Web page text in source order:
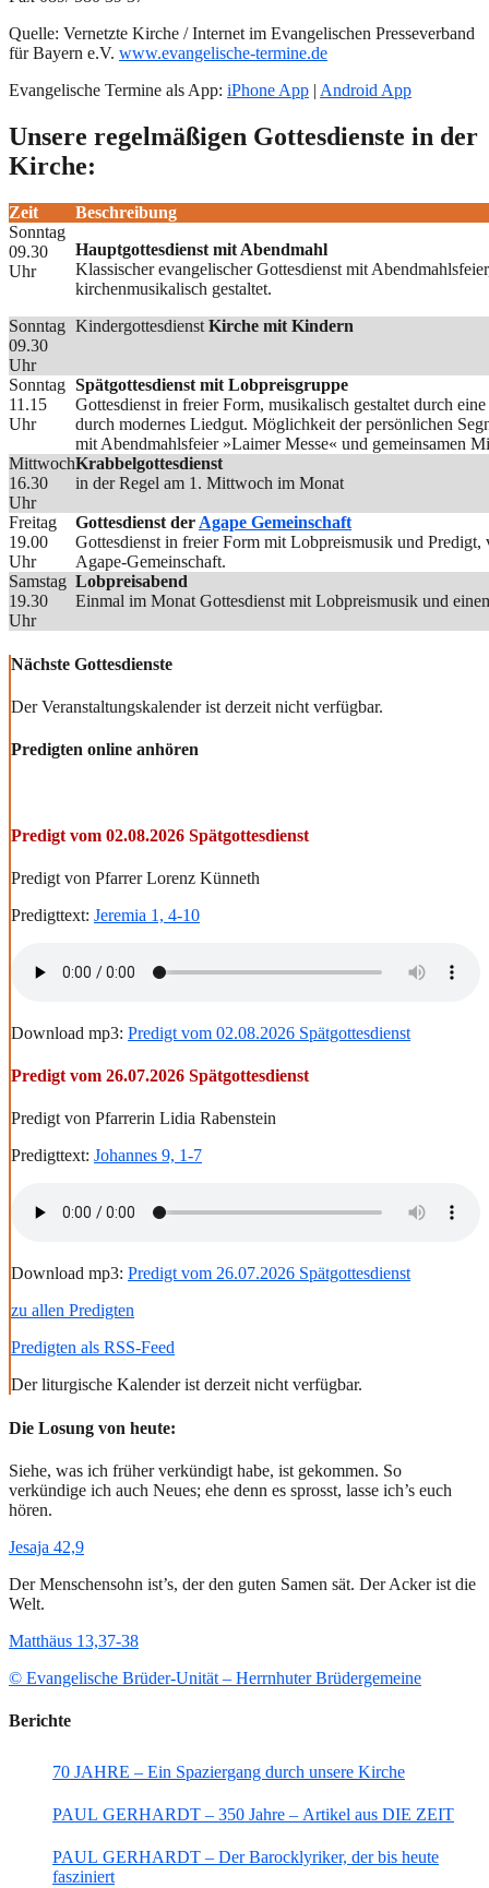
Quelle: Vernetzte Kirche / Internet im Evangelischen Presseverband
für Bayern e.V. www.evangelische-termine.de
Evangelische Termine als App: iPhone App | Android App
Unsere regelmäßigen Gottesdienste in der
Kirche:
Zeit
Beschreibung
Sonntag
09.30
Uhr
Hauptgottesdienst mit Abendmahl
Klassischer evangelischer Gottesdienst mit
kirchenmusikalisch gestaltet.
Sonntag
09.30
Uhr
Kindergottesdienst Kirche mit Kindern
Sonntag
11.15
Uhr
Spätgottesdienst mit Lobpreisgruppe
Gottesdienst in freier Form, musikalisch gestaltet durch
durch modernes Liedgut. Möglichkeit der persönlichen
mit Abendmahlsfeier »Laimer Messe« und gemeinsamen
Mittwoch
16.30
Uhr
Krabbelgottesdienst
in der Regel am 1. Mittwoch im Monat
Freitag
19.00
Uhr
Gottesdienst der Agape Gemeinschaft
Gottesdienst in freier Form mit Lobpreismusik und Predigt,
Agape-Gemeinschaft.
Samstag
19.30
Uhr
Lobpreisabend
Einmal im Monat Gottesdienst mit Lobpreismusik und
Nächste Gottesdienste
Der Veranstaltungskalender ist derzeit nicht verfügbar.
Predigten online anhören
Predigt vom 02.08.2026 Spätgottesdienst
Predigt von Pfarrer Lorenz Künneth
Predigttext: Jeremia 1, 4-10
Download mp3: Predigt vom 02.08.2026 Spätgottesdienst
Predigt vom 26.07.2026 Spätgottesdienst
Predigt von Pfarrerin Lidia Rabenstein
Predigttext: Johannes 9, 1-7
Download mp3: Predigt vom 26.07.2026 Spätgottesdienst
zu allen Predigten
Predigten als RSS-Feed
Der liturgische Kalender ist derzeit nicht verfügbar.
Die Losung von heute:
Siehe, was ich früher verkündigt habe, ist gekommen. So
verkündige ich auch Neues; ehe denn es sprosst, lasse ich’s euch
hören.
Jesaja 42,9
Der Menschensohn ist’s, der den guten Samen sät. Der Acker ist die
Welt.
Matthäus 13,37-38
© Evangelische Brüder-Unität – Herrnhuter Brüdergemeine
Berichte
70 JAHRE – Ein Spaziergang durch unsere Kirche
PAUL GERHARDT – 350 Jahre – Artikel aus DIE ZEIT
PAUL GERHARDT – Der Barocklyriker, der bis heute
fasziniert